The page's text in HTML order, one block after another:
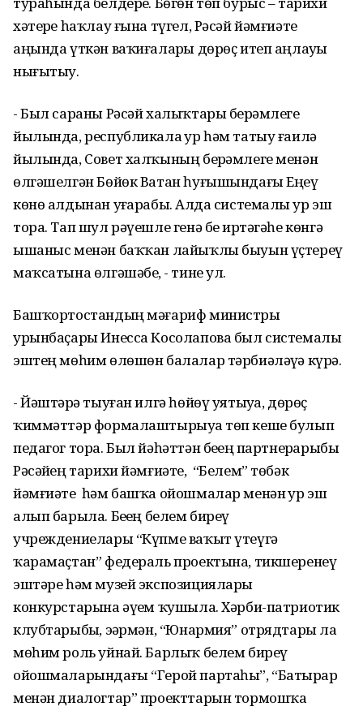
хәтерҙе һаҡлау ғына түгел, Рәсәй йәмғиәте
аңында үткән ваҡиғаларҙы дөрөҫ итеп аңлауҙы
нығытыу.
- Был сараны Рәсәй халыҡтары берҙәмлеге
йылында, республикала ҙур һәм татыу ғаилә
йылында, Совет халҡының берҙәмлеге менән
өлгәшелгән Бөйөк Ватан һуғышындағы Еңеү
көнө алдынан уҙғарабыҙ. Алда системалы ҙур эш
тора. Тап шул рәүешле генә беҙ иртәгәһе көнгә
ышаныс менән баҡҡан лайыҡлы быуын үҫтереү
маҡсатына өлгәшәбеҙ, - тине ул.
Башҡортостандың мәғариф министры
урынбаҫары Инесса Косолапова был системалы
эштең мөһим өлөшөн балалар тәрбиәләүҙә күрә.
- Йәштәрҙә тыуған илгә һөйөү уятыуҙа, дөрөҫ
ҡиммәттәр формалаштырыуҙа төп кеше булып
педагог тора. Был йәһәттән беҙҙең партнерҙарыбыҙ
Рәсәйҙең тарихи йәмғиәте, “Белем” төбәк
йәмғиәте һәм башҡа ойошмалар менән ҙур эш
алып барыла. Беҙҙең белем биреү
учреждениелары “Күпме ваҡыт үтеүгә
ҡарамаҫтан” федераль проектына, тикшеренеү
эштәре һәм музей экспозициялары
конкурстарына әүҙем ҡушыла. Хәрби-патриотик
клубтарыбыҙ, эҙәрмән, “Юнармия” отрядтары ла
мөһим роль уйнай. Барлыҡ белем биреү
ойошмаларындағы “Герой партаһы”, “Батырҙар
менән диалогтар” проекттарын тормошҡа